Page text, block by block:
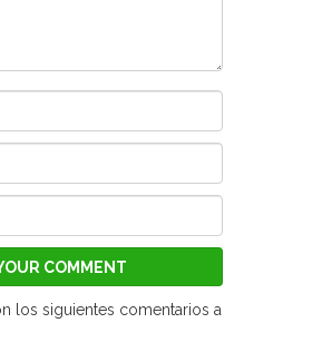
los siguientes comentarios a